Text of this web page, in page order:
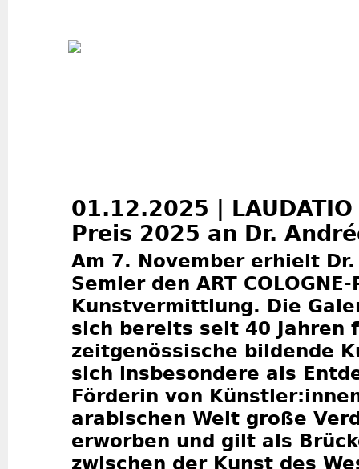
01.12.2025 | LAUDATIO
Preis 2025 an Dr.
Am 7. November erhielt
Semler den ART
Kunstvermittlung. Die
sich bereits seit 40 Jahren
zeitgenössische bildende
sich insbesondere als
Förderin von
arabischen Welt große
erworben und gilt als
zwischen der Kunst des